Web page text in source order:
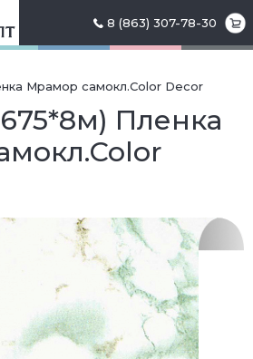
8 (863) 307-78-30
Мрамор самокл.Color Decor
Пленка